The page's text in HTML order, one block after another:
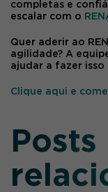
completas e
escalar com o
Quer aderir ao
agilidade? A
ajudar a fazer
Clique aqui e
Posts